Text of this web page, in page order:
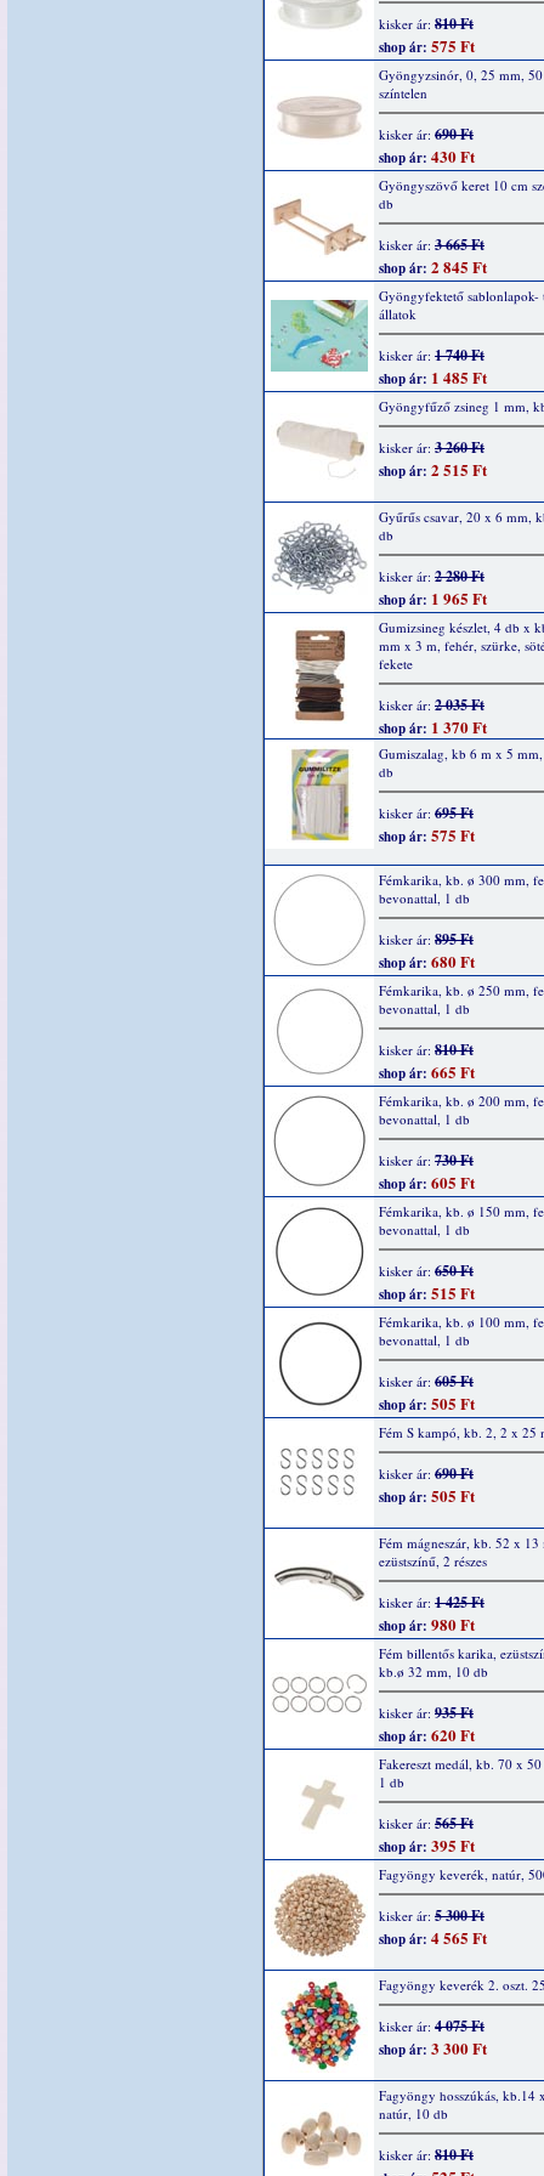
kisker ár: 810 Ft
shop ár: 575 Ft
Gyöngyzsinór, 0, 25 mm,
színtelen
kisker ár: 690 Ft
shop ár: 430 Ft
Gyöngyszövő keret 10 cm
db
kisker ár: 3 665 Ft
shop ár: 2 845 Ft
Gyöngyfektető sablonlapok-
állatok
kisker ár: 1 740 Ft
shop ár: 1 485 Ft
Gyöngyfűző zsineg 1 mm,
kisker ár: 3 260 Ft
shop ár: 2 515 Ft
Gyűrűs csavar, 20 x 6 mm,
db
kisker ár: 2 280 Ft
shop ár: 1 965 Ft
Gumizsineg készlet, 4 db x
mm x 3 m, fehér, szürke,
fekete
kisker ár: 2 035 Ft
shop ár: 1 370 Ft
Gumiszalag, kb 6 m x 5
db
kisker ár: 695 Ft
shop ár: 575 Ft
Fémkarika, kb. ø 300 mm,
bevonattal, 1 db
kisker ár: 895 Ft
shop ár: 680 Ft
Fémkarika, kb. ø 250 mm,
bevonattal, 1 db
kisker ár: 810 Ft
shop ár: 665 Ft
Fémkarika, kb. ø 200 mm,
bevonattal, 1 db
kisker ár: 730 Ft
shop ár: 605 Ft
Fémkarika, kb. ø 150 mm,
bevonattal, 1 db
kisker ár: 650 Ft
shop ár: 515 Ft
Fémkarika, kb. ø 100 mm,
bevonattal, 1 db
kisker ár: 605 Ft
shop ár: 505 Ft
Fém S kampó, kb. 2, 2 x 25
kisker ár: 690 Ft
shop ár: 505 Ft
Fém mágneszár, kb. 52 x 13
ezüstszínű, 2 részes
kisker ár: 1 425 Ft
shop ár: 980 Ft
Fém billentős karika,
kb.ø 32 mm, 10 db
kisker ár: 935 Ft
shop ár: 620 Ft
Fakereszt medál, kb. 70 x
1 db
kisker ár: 565 Ft
shop ár: 395 Ft
Fagyöngy keverék, natúr,
kisker ár: 5 300 Ft
shop ár: 4 565 Ft
Fagyöngy keverék 2. oszt.
kisker ár: 4 075 Ft
shop ár: 3 300 Ft
Fagyöngy hosszúkás, kb.14
natúr, 10 db
kisker ár: 810 Ft